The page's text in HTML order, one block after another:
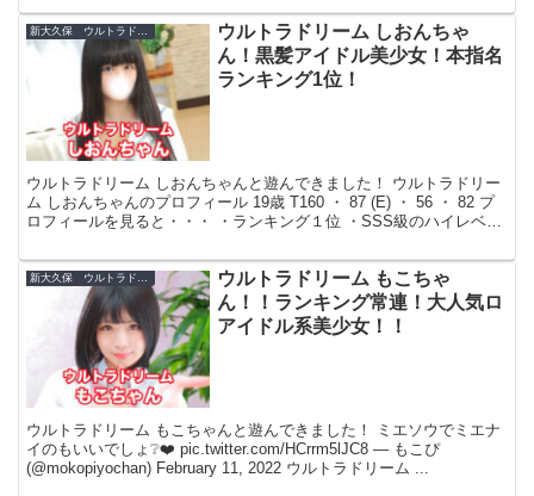
新大久保 ウルトラドリーム
ウルトラドリーム しおんちゃ
ん！黒髪アイドル美少女！本指名
ランキング1位！
ウルトラドリーム しおんちゃんと遊んできました！ ウルトラドリー
ム しおんちゃんのプロフィール 19歳 T160 ・ 87 (E) ・ 56 ・ 82 プ
ロフィールを見ると・・・ ・ランキング１位 ・SSS級のハイレベル
新大久保 ウルトラドリーム
ウルトラドリーム もこちゃ
ん！！ランキング常連！大人気ロ
アイドル系美少女！！
ウルトラドリーム もこちゃんと遊んできました！ ミエソウでミエナ
イのもいいでしょ❔❤️ pic.twitter.com/HCrrm5lJC8 — もこぴ
(@mokopiyochan) February 11, 2022 ウルトラドリーム ...